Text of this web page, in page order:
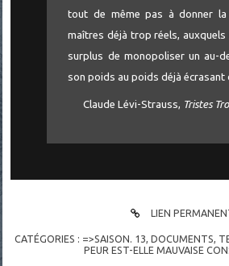
tout de même pas à donner
maîtres déjà trop réels, auxquels
surplus de monopoliser un au-
son poids au poids déjà écrasant
Claude Lévi-Strauss, Tristes
LIEN
CATÉGORIES : =>SAISON. 13,DOCUMENTS,
PEUR EST-ELLE MAUVAISE